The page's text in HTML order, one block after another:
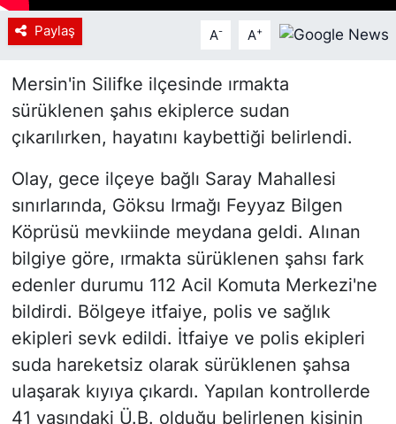
Paylaş A- A+
Mersin'in Silifke ilçesinde ırmakta
sürüklenen şahıs ekiplerce sudan
çıkarılırken, hayatını kaybettiği belirlendi.
Olay, gece ilçeye bağlı Saray Mahallesi
sınırlarında, Göksu Irmağı Feyyaz Bilgen
Köprüsü mevkiinde meydana geldi. Alınan
bilgiye göre, ırmakta sürüklenen şahsı fark
edenler durumu 112 Acil Komuta Merkezi'ne
bildirdi. Bölgeye itfaiye, polis ve sağlık
ekipleri sevk edildi. İtfaiye ve polis ekipleri
suda hareketsiz olarak sürüklenen şahsa
ulaşarak kıyıya çıkardı. Yapılan kontrollerde
41 yaşındaki Ü.B. olduğu belirlenen kişinin